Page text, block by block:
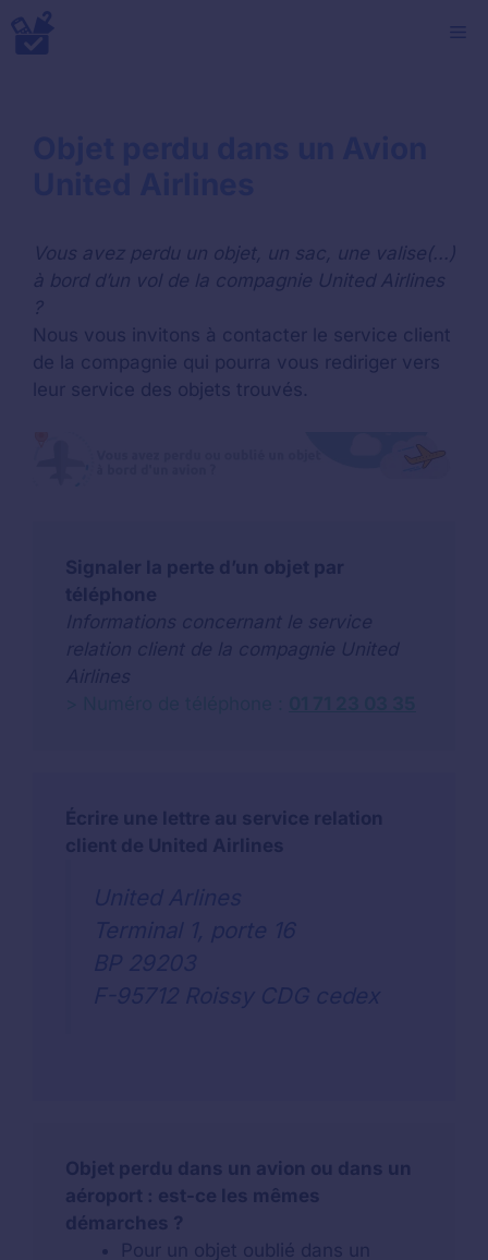
Aller
au
Vous avez perdu un objet, un sac, une valise(...)
à bord d’un vol de la compagnie United Airlines
?
Nous vous invitons à contacter le service client
de la compagnie qui pourra vous rediriger vers
leur service des objets trouvés.
Objet perdu dans un avion ou dans un
aéroport : est-ce les mêmes
démarches ?
Pour un objet oublié dans un